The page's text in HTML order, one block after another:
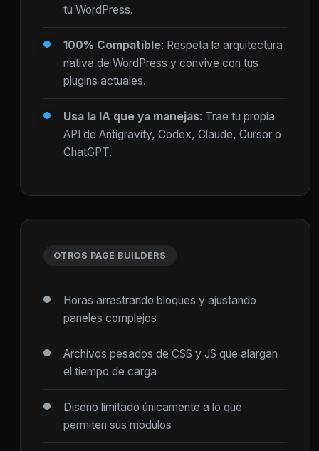
tu WordPress.
100% Compatible: Respeta la arquitectura
nativa de WordPress y convive con tus
plugins actuales.
Usa la IA que ya manejas: Trae tu propia
API de Antigravity, Codex, Claude, Cursor o
ChatGPT.
OTROS PAGE BUILDERS
Horas arrastrando bloques y ajustando
paneles complejos
Archivos pesados de CSS y JS que alargan
el tiempo de carga
Diseño limitado únicamente a lo que
permiten sus módulos